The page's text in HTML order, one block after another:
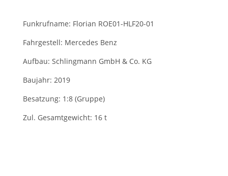
Funkrufname: Florian ROE01-HLF20-01
Fahrgestell: Mercedes Benz
Aufbau: Schlingmann GmbH & Co. KG
Baujahr: 2019
Besatzung: 1:8 (Gruppe)
Zul. Gesamtgewicht: 16 t